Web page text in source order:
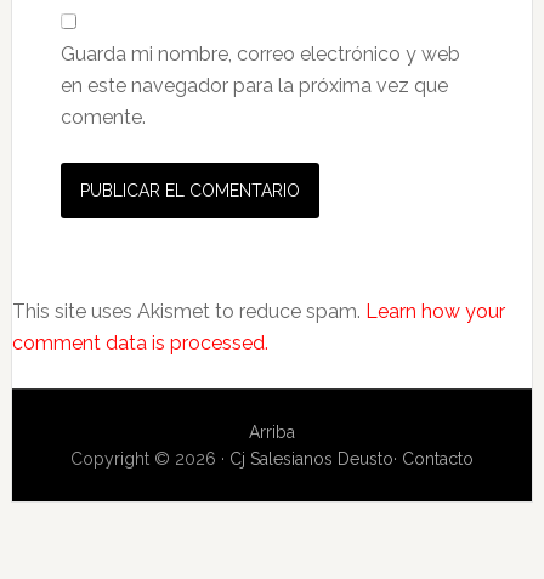
Guarda mi nombre, correo electrónico y web
en este navegador para la próxima vez que
comente.
This site uses Akismet to reduce spam. Learn how your
comment data is processed.
Arriba
Copyright © 2026 · Cj Salesianos Deusto· Contacto